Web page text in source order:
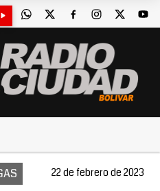
22 de febrero de 2023